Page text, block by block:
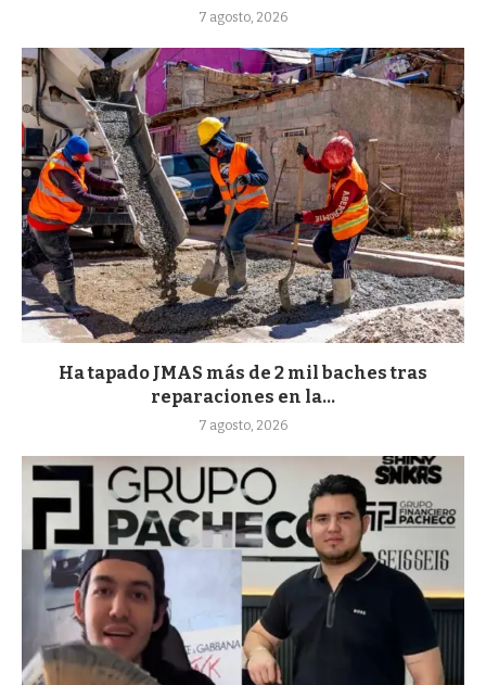
7 agosto, 2026
Ha tapado JMAS más de 2 mil baches tras
reparaciones en la...
7 agosto, 2026